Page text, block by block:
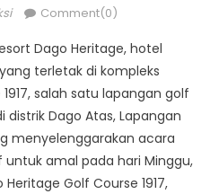
Comment(0)
Dago Heritage, hotel
terletak di kompleks
salah satu lapangan golf
Dago Atas, Lapangan
menyelenggarakan acara
amal pada hari Minggu,
Golf Course 1917,